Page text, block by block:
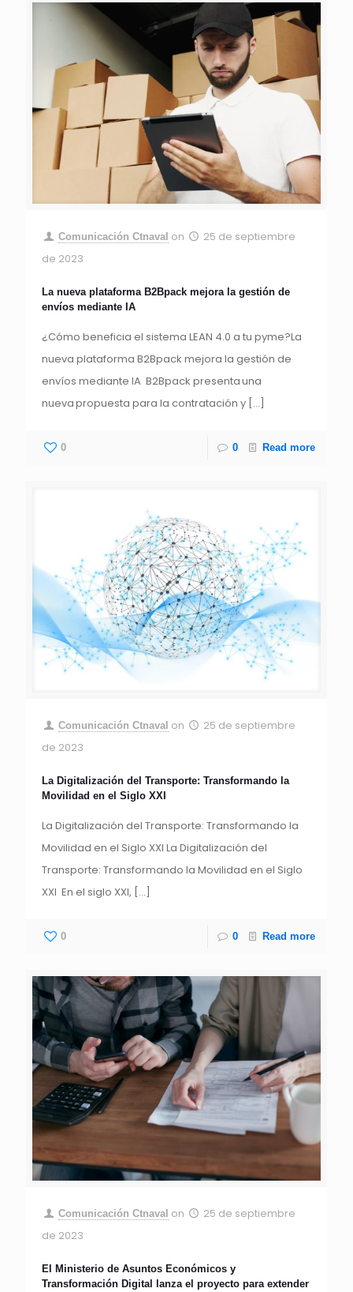
Comunicación Ctnaval on
25 de septiembre
de 2023
La nueva plataforma B2Bpack mejora la gestión de
envíos mediante IA
¿Cómo beneficia el sistema LEAN 4.0 a tu pyme?La
nueva plataforma B2Bpack mejora la gestión de
envíos mediante IA B2Bpack presenta una
nueva propuesta para la contratación y […]
0 0 Read more
Comunicación Ctnaval on
25 de septiembre
de 2023
La Digitalización del Transporte: Transformando la
Movilidad en el Siglo XXI
La Digitalización del Transporte: Transformando la
Movilidad en el Siglo XXI La Digitalización del
Transporte: Transformando la Movilidad en el Siglo
XXI En el siglo XXI, […]
0 0 Read more
Comunicación Ctnaval on
25 de septiembre
de 2023
El Ministerio de Asuntos Económicos y
Transformación Digital lanza el proyecto para extender